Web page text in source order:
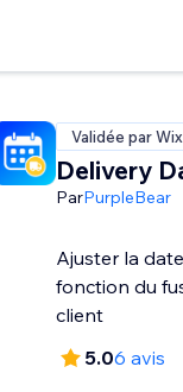
Validée par Wix
Delivery
ParPurpleBear
Ajuster la
fonction du
client
5.06 avis